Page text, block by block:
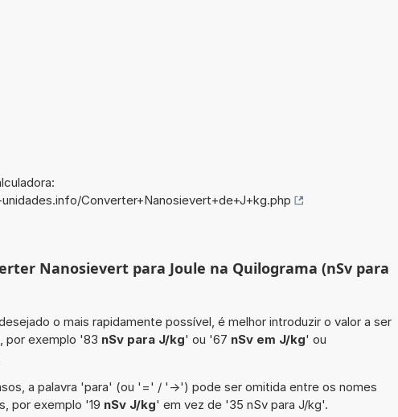
Converter+Nanosievert+de+J+kg.php
Nanosievert para Joule na Quilograma (nSv para
o mais rapidamente possível, é melhor introduzir o valor a ser
por exemplo '83 nSv para J/kg' ou '67 nSv em J/kg' ou
a palavra 'para' (ou '=' / '->') pode ser omitida entre os nomes
por exemplo '19 nSv J/kg' em vez de '35 nSv para J/kg'.